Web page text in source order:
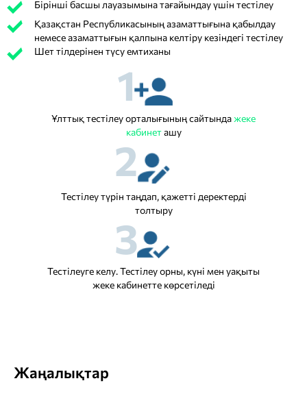
Бірінші басшы лауазымына тағайындау үшін тестілеу
Қазақстан Республикасының азаматтығына қабылдау
немесе азаматтығын қалпына келтіру кезіндегі тестілеу
Шет тілдерінен түсу емтиханы
1
Ұлттық тестілеу орталығының сайтындажеке
кабинеташу
2
Тестілеу түрін таңдап, қажетті деректерді
толтыру
3
Тестілеуге келу. Тестілеу орны, күні мен уақыты
жеке кабинетте көрсетіледі
Жаңалықтар